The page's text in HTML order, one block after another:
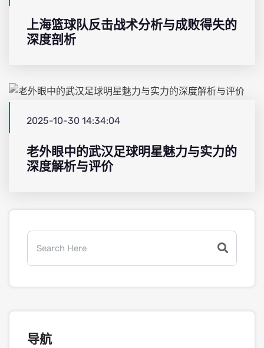
上海篮球队反击战术分析与成败得失的
深度剖析
2025-10-30 14:34:04
老外眼中的武汉足球明星魅力与实力的
深度解析与评价
导航